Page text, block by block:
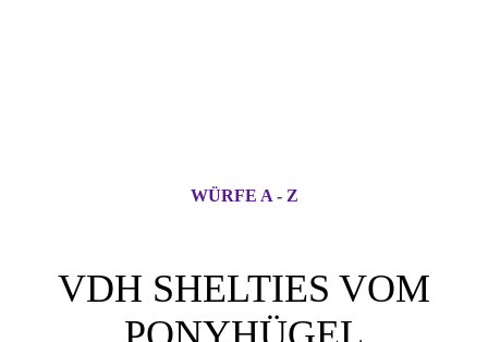
WÜRFE A - Z
VDH SHELTIES VOM